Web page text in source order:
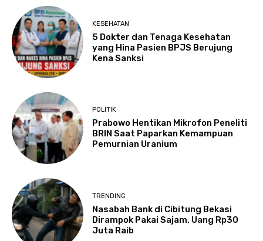
KESEHATAN
5 Dokter dan Tenaga Kesehatan
yang Hina Pasien BPJS Berujung
Kena Sanksi
POLITIK
Prabowo Hentikan Mikrofon Peneliti
BRIN Saat Paparkan Kemampuan
Pemurnian Uranium
TRENDING
Nasabah Bank di Cibitung Bekasi
Dirampok Pakai Sajam, Uang Rp30
Juta Raib